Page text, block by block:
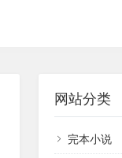
网站分类
完本小说